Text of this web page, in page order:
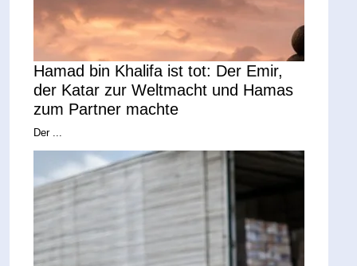
Hamad bin Khalifa ist tot: Der Emir,
der Katar zur Weltmacht und Hamas
zum Partner machte
Der ...